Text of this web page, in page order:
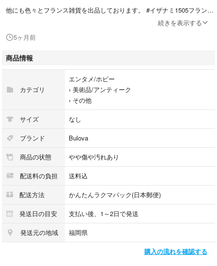
他にも色々とフランス雑貨を出品しております。 #イザナミ1505フランス
コメントなしの即購入大歓迎です!
ベネトン ブローバ ロゴ柄のピンバッジ となります。
ピンバッジには留め具がついております。
ビンテージ品ですので、経年劣化によるスレやヨゴレ、小傷があります
が、おおむね良好な状態です。
お気になる点等ございましたら、ご購入前にコメントにてご確認ください
この機会にいかがでしょうか。
約2.2センチ × 約1.3センチ
★フォロワー様、リピーター様割引！
ご購入前にコメントしていただければ、毎回合計金額より100円引きさせ
続きを表示する
5ヶ月前
商品情報
カテゴリ
エンタメ/ホビー
› 美術品/アンティーク
› その他
サイズ なし
ブランド Bulova
商品の状態 やや傷や汚れあり
配送料の負担 送料込
配送方法 かんたんラクマパック(日本郵便)
発送日の目安 支払い後、1～2日で発送
発送元の地域 福岡県
購入の流れを確認する